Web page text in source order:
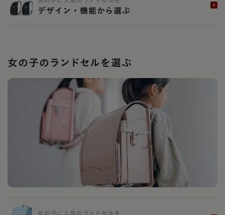
デザイン・機能から選ぶ
女の子のランドセルを選ぶ
女の子に人気のランドセルを